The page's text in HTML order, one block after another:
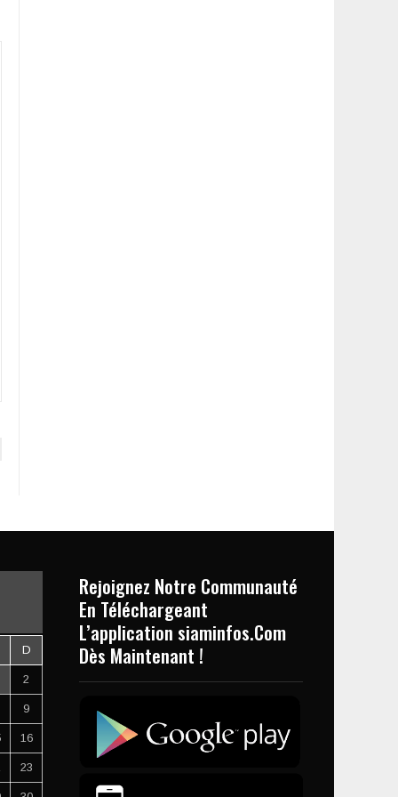
D
2
9
16
23
Rejoignez Notre Communauté
En Téléchargeant
L’application siaminfos.Com
Dès Maintenant !